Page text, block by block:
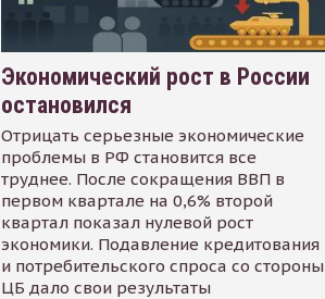
Экономический рост в России
остановился
Отрицать серьезные экономические
проблемы в РФ становится все
труднее. После сокращения ВВП в
первом квартале на 0,6% второй
квартал показал нулевой рост
экономики. Подавление кредитования
и потребительского спроса со стороны
ЦБ дало свои результаты